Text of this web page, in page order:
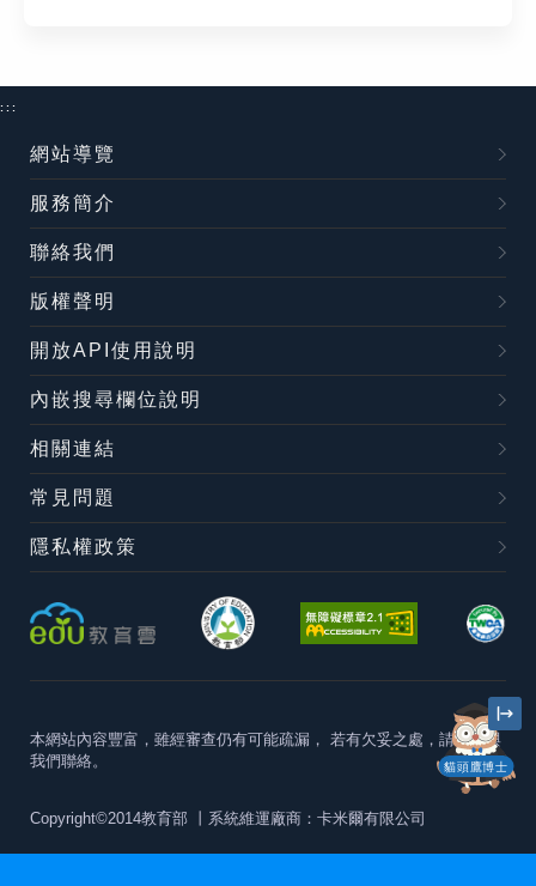
貓頭鷹博士
:::
網站導覽
服務簡介
聯絡我們
版權聲明
開放API使用說明
內嵌搜尋欄位說明
相關連結
常見問題
隱私權政策
本網站內容豐富，雖經審查仍有可能疏漏， 若有欠妥之處，請隨時與
我們聯絡。
Copyright©2014教育部 丨系統維運廠商：卡米爾有限公司